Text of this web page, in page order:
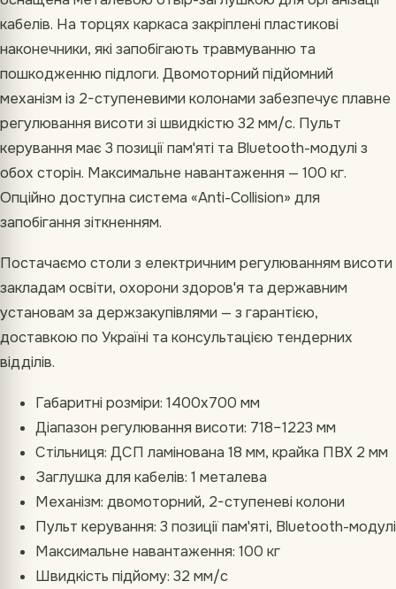
кабелів. На торцях каркаса закріплені пластикові
наконечники, які запобігають травмуванню та
пошкодженню підлоги. Двомоторний підйомний
механізм із 2-ступеневими колонами забезпечує плавне
регулювання висоти зі швидкістю 32 мм/с. Пульт
керування має 3 позиції пам'яті та Bluetooth-модулі з
обох сторін. Максимальне навантаження — 100 кг.
Опційно доступна система «Anti-Collision» для
запобігання зіткненням.
Постачаємо столи з електричним регулюванням висоти
закладам освіти, охорони здоров'я та державним
установам за держзакупівлями — з гарантією,
доставкою по Україні та консультацією тендерних
відділів.
Габаритні розміри: 1400х700 мм
Діапазон регулювання висоти: 718–1223 мм
Стільниця: ДСП ламінована 18 мм, крайка ПВХ 2 мм
Заглушка для кабелів: 1 металева
Механізм: двомоторний, 2-ступеневі колони
Пульт керування: 3 позиції пам'яті, Bluetooth-модулі
Максимальне навантаження: 100 кг
Швидкість підйому: 32 мм/с